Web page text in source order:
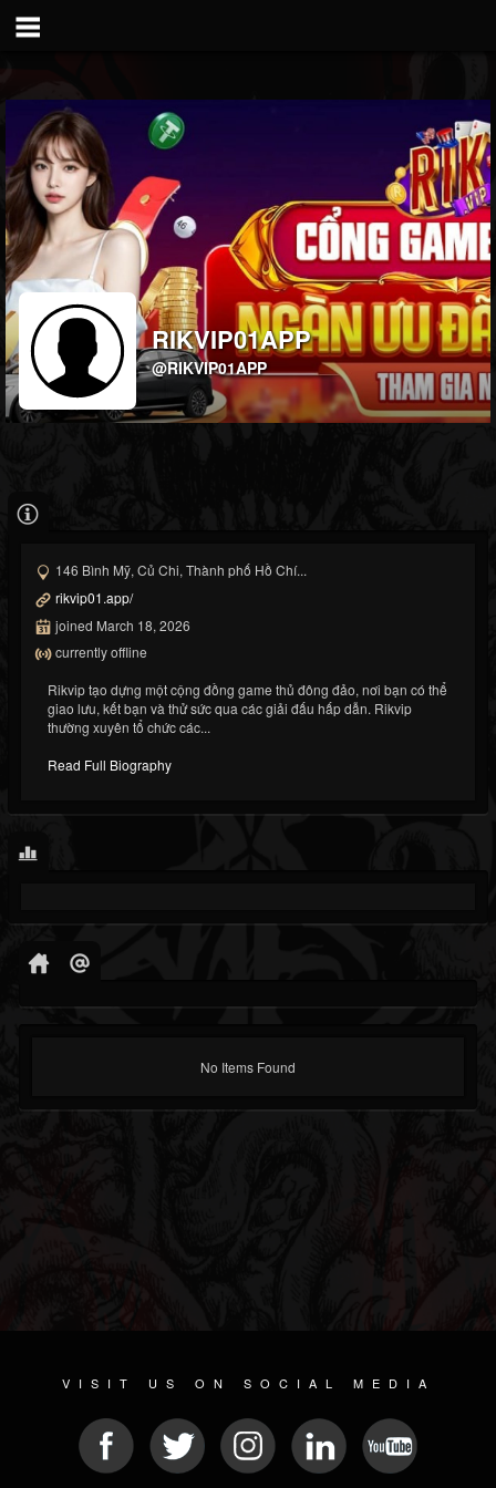
RIKVIP01APP
@RIKVIP01APP
146 Bình Mỹ, Củ Chi, Thành phố Hồ Chí...
rikvip01.app/
joined March 18, 2026
currently offline
Rikvip tạo dựng một cộng đồng game thủ đông đảo, nơi bạn có thể
giao lưu, kết bạn và thử sức qua các giải đấu hấp dẫn. Rikvip
thường xuyên tổ chức các...
Read Full Biography
No Items Found
VISIT US ON SOCIAL MEDIA